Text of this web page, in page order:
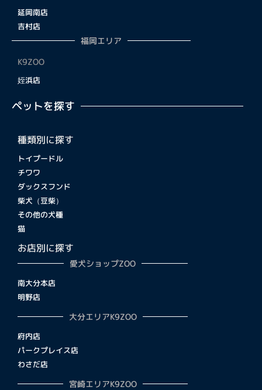
延岡南店
吉村店
福岡エリア
K9ZOO
姪浜店
ペットを探す
種類別に探す
トイプードル
チワワ
ダックスフンド
柴犬（豆柴）
その他の犬種
猫
お店別に探す
愛犬ショップZOO
南大分本店
明野店
大分エリアK9ZOO
府内店
パークプレイス店
わさだ店
宮崎エリアK9ZOO